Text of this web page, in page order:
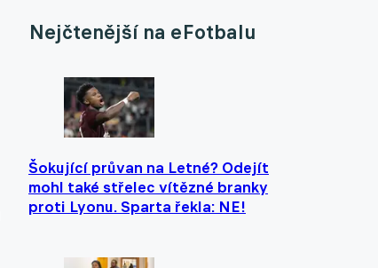
Nejčtenější na eFotbalu
Šokující průvan na Letné? Odejít
mohl také střelec vítězné branky
proti Lyonu. Sparta řekla: NE!